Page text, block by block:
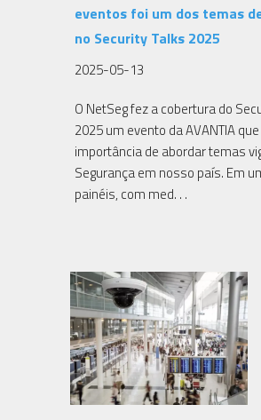
eventos foi um dos temas
no Security Talks 2025
2025-05-13
O NetSeg fez a cobertura do
2025 um evento da AVANTIA
importância de abordar temas
Segurança em nosso país. Em
painéis, com med. . .